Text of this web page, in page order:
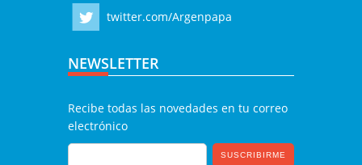
twitter.com/Argenpapa
NEWSLETTER
Recibe todas las novedades en tu correo
electrónico